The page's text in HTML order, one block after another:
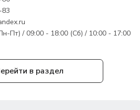
в раздел
Пт) / 09:00 - 18:00 (Сб) / 10:00 - 17:00